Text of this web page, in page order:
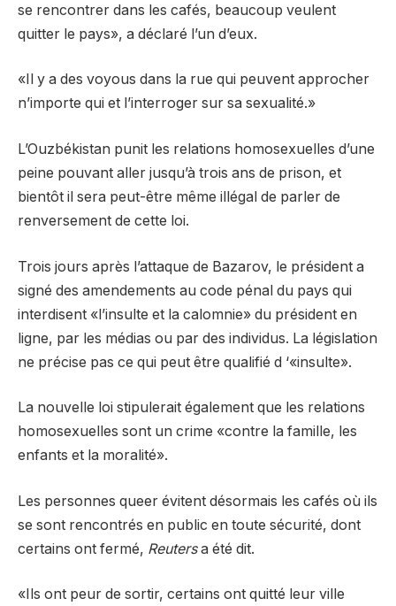
se rencontrer dans les cafés, beaucoup veulent
quitter le pays», a déclaré l’un d’eux.
«Il y a des voyous dans la rue qui peuvent approcher
n’importe qui et l’interroger sur sa sexualité.»
L’Ouzbékistan punit les relations homosexuelles d’une
peine pouvant aller jusqu’à trois ans de prison, et
bientôt il sera peut-être même illégal de parler de
renversement de cette loi.
Trois jours après l’attaque de Bazarov, le président a
signé des amendements au code pénal du pays qui
interdisent «l’insulte et la calomnie» du président en
ligne, par les médias ou par des individus. La législation
ne précise pas ce qui peut être qualifié d ‘«insulte».
La nouvelle loi stipulerait également que les relations
homosexuelles sont un crime «contre la famille, les
enfants et la moralité».
Les personnes queer évitent désormais les cafés où ils
se sont rencontrés en public en toute sécurité, dont
certains ont fermé, Reutersa été dit.
«Ils ont peur de sortir, certains ont quitté leur ville